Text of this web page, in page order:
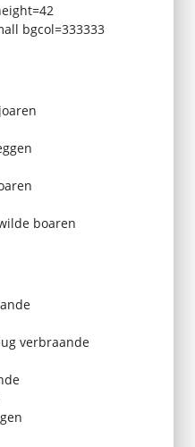
bgcol=333333
boaren
verbraande